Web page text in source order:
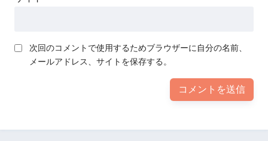
次回のコメントで使用するためブラウザーに自分の名前、
メールアドレス、サイトを保存する。